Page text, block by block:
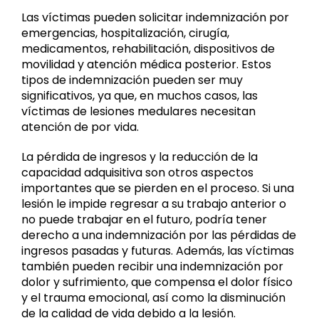
Las víctimas pueden solicitar indemnización por
emergencias, hospitalización, cirugía,
medicamentos, rehabilitación, dispositivos de
movilidad y atención médica posterior. Estos
tipos de indemnización pueden ser muy
significativos, ya que, en muchos casos, las
víctimas de lesiones medulares necesitan
atención de por vida.
La pérdida de ingresos y la reducción de la
capacidad adquisitiva son otros aspectos
importantes que se pierden en el proceso. Si una
lesión le impide regresar a su trabajo anterior o
no puede trabajar en el futuro, podría tener
derecho a una indemnización por las pérdidas de
ingresos pasadas y futuras. Además, las víctimas
también pueden recibir una indemnización por
dolor y sufrimiento, que compensa el dolor físico
y el trauma emocional, así como la disminución
de la calidad de vida debido a la lesión.